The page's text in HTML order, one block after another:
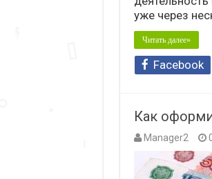
уже через
Читать далее»
Facebook
Как
Manager2